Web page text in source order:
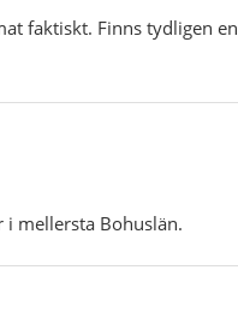
faktiskt. Finns tydligen
i mellersta Bohuslän.